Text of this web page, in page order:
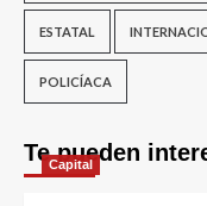
ESTATAL
POLICÍACA
Te pueden
Capital